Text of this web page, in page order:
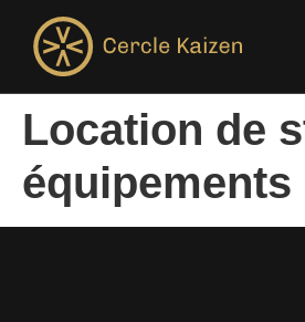
Location de
équipements